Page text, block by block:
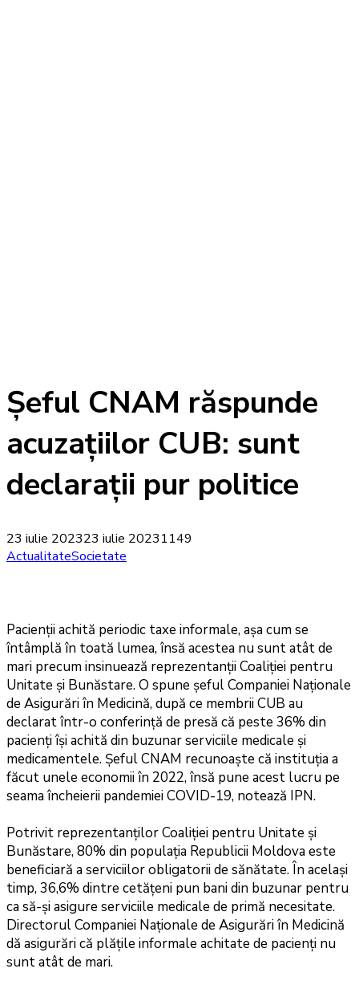
Șeful CNAM răspunde
acuzațiilor CUB: sunt
declarații pur politice
23 iulie 202323 iulie 20231149
ActualitateSocietate
Pacienții achită periodic taxe informale, așa cum se
întâmplă în toată lumea, însă acestea nu sunt atât de
mari precum insinuează reprezentanții Coaliției pentru
Unitate și Bunăstare. O spune șeful Companiei Naționale
de Asigurări în Medicină, după ce membrii CUB au
declarat într-o conferință de presă că peste 36% din
pacienți își achită din buzunar serviciile medicale și
medicamentele. Șeful CNAM recunoaște că instituția a
făcut unele economii în 2022, însă pune acest lucru pe
seama încheierii pandemiei COVID-19, notează IPN.
Potrivit reprezentanților Coaliției pentru Unitate și
Bunăstare, 80% din populația Republicii Moldova este
beneficiară a serviciilor obligatorii de sănătate. În același
timp, 36,6% dintre cetățeni pun bani din buzunar pentru
ca să-și asigure serviciile medicale de primă necesitate.
Directorul Companiei Naționale de Asigurări în Medicină
dă asigurări că plățile informale achitate de pacienți nu
sunt atât de mari.